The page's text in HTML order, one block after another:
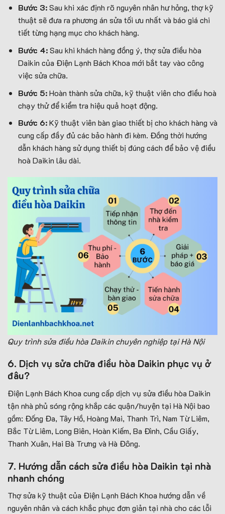
Bước 3:Sau khi xác định rõ nguyên nhân hư hỏng, thợ kỹ
thuật sẽ đưa ra phương án sửa tối ưu nhất và báo giá chi
tiết từng hạng mục cho khách hàng.
Bước 4:Sau khi khách hàng đồng ý, thợ sửa điều hòa
Daikin của Điện Lạnh Bách Khoa mới bắt tay vào công
việc sửa chữa.
Bước 5:Hoàn thành sửa chữa, kỹ thuật viên cho điều hoà
chạy thử để kiểm tra hiệu quả hoạt động.
Bước 6:Kỹ thuật viên bàn giao thiết bị cho khách hàng và
cung cấp đầy đủ các bảo hành đi kèm. Đồng thời hướng
dẫn khách hàng sử dụng thiết bị đúng cách để bảo vệ điều
hoà Daikin lâu dài.
Quy trình sửa điều hòa Daikin chuyên nghiệp tại Hà Nội
6. Dịch vụ sửa chữa điều hòa Daikin phục vụ ở
đâu?
Điện Lạnh Bách Khoa cung cấp dịch vụ sửa điều hòa Daikin
tận nhà phủ sóng rộng khắp các quận/huyện tại Hà Nội bao
gồm: Đống Đa, Tây Hồ, Hoàng Mai, Thanh Trì, Nam Từ Liêm,
Bắc Từ Liêm, Long Biên, Hoàn Kiếm, Ba Đình, Cầu Giấy,
Thanh Xuân, Hai Bà Trưng và Hà Đông.
7. Hướng dẫn cách sửa điều hòa Daikin tại nhà
nhanh chóng
Thợ sửa kỹ thuật của Điện Lạnh Bách Khoa hướng dẫn về
nguyên nhân và cách khắc phục đơn giản tại nhà cho các lỗi